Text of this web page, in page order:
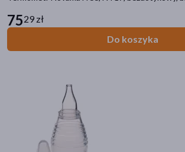
7529 zł
Do koszyka
orteza
(150)
(86)
pokaż więcej
Rozmiar